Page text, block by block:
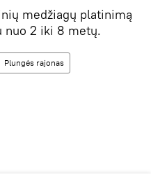
medžiagų platinimą
nuo 2 iki 8 metų.
Plungės rajonas